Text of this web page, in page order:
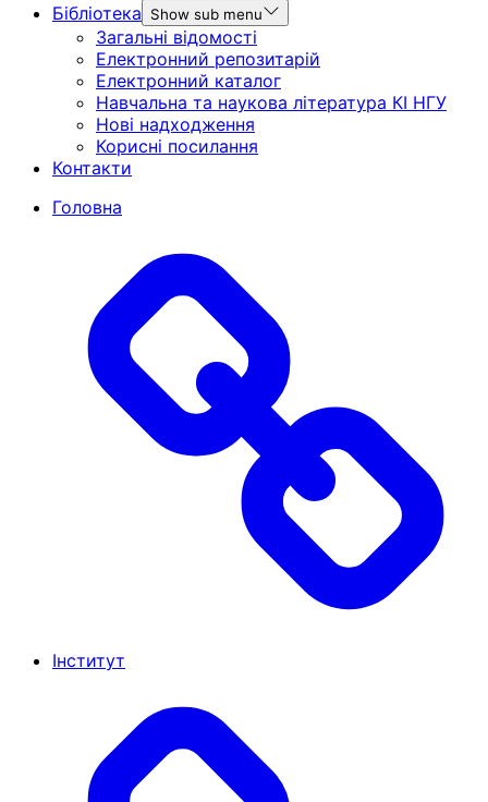
Бібліотека
Show sub menu
Загальні відомості
Електронний репозитарій
Електронний каталог
Навчальна та наукова література КІ НГУ
Нові надходження
Корисні посилання
Контакти
Головна
Інститут